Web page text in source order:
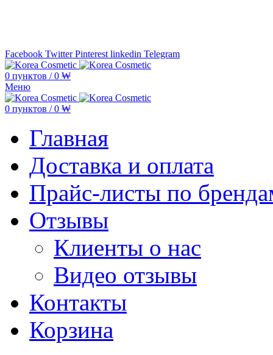
Facebook Twitter Pinterest linkedin Telegram
0 пунктов / 0 ₩
Меню
0 пунктов / 0 ₩
Главная
Доставка и оплата
Прайс-листы по
Отзывы
Клиенты о нас
Видео отзывы
Контакты
Корзина